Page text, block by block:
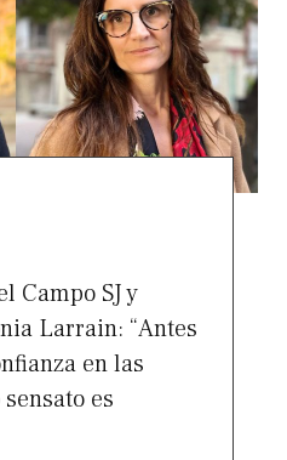
Campo SJ y
Larrain: “Antes
en las
es